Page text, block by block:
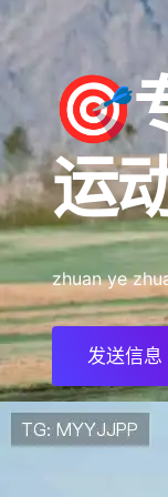
🎯
运
zhuan ye
发送信息